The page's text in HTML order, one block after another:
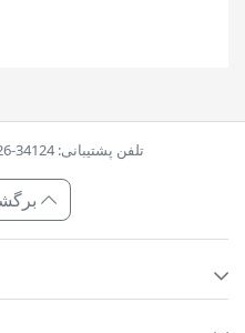
تلفن پشتیبانی: 34124-026